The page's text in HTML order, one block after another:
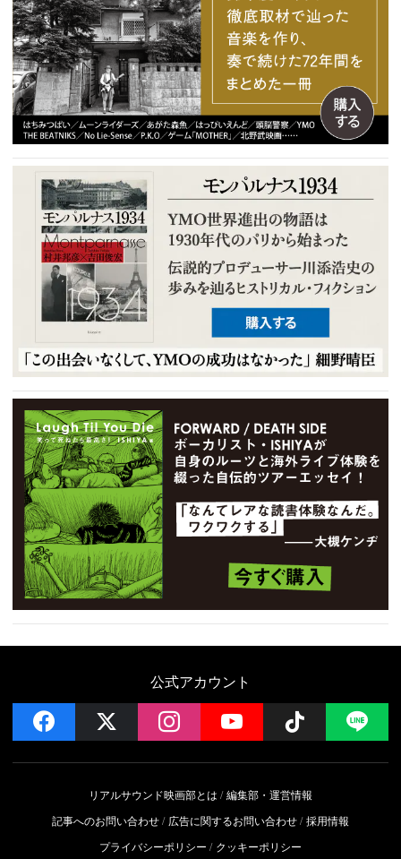
公式アカウント
facebook instagramYouTube Follow
リアルサウンド映画部とは
編集部・運営情報
記事へのお問い合わせ
広告に関するお問い合わせ 採用情報
プライバシーポリシー
クッキーポリシー